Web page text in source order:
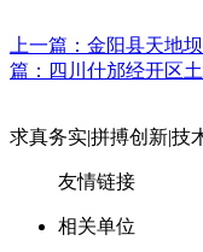
上一篇：金阳县天地
篇：四川什邡经开区
求真务实|拼搏创新|技
友情链接
相关单位